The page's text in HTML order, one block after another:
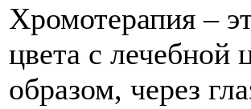
Хромотерапия –
цвета с лечебной
образом, через